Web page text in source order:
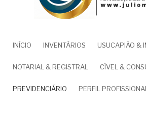
NAVEGAÇÃO
PRINCIPAL
INÍCIO INVENTÁRIOS USUCAPIÃO &
NOTARIAL & REGISTRAL CÍVEL &
PREVIDENCIÁRIO PERFIL PROFISSIONAL